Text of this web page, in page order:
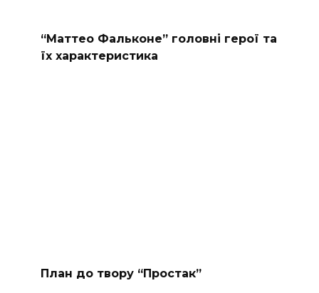
“Маттео Фальконе” головні герої та
їх характеристика
План до твору “Простак”